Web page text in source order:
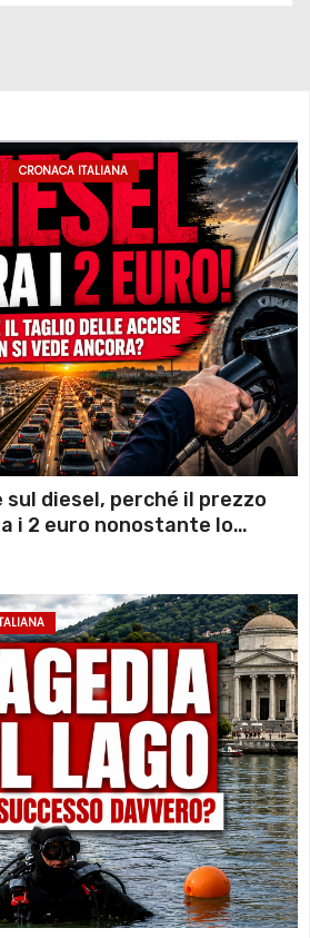
CRONACA ITALIANA
sul diesel, perché il prezzo
i 2 euro nonostante lo